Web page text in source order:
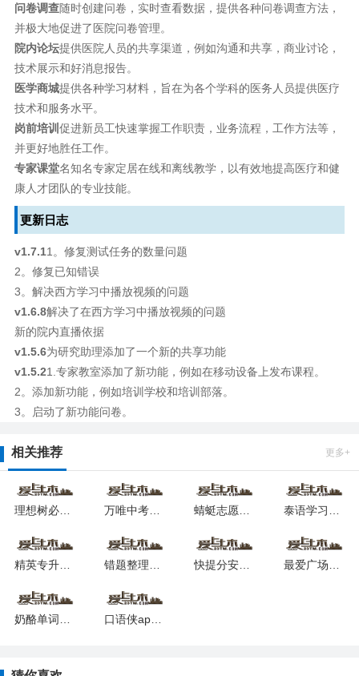
问卷调查随时创建问卷，实时查看数据，提供各种问卷调查方法，
并极大地促进了医院问卷管理。
院内论坛提供医院人员的共享渠道，例如沟通和共享，商业讨论，
技术展示和好消息报告。
医学商城提供各种学习材料，旨在为各个学科的医务人员提供医疗
技术和服务水平。
岗前培训促进新员工快速掌握工作职责，业务流程，工作方法等，
并更好地胜任工作。
专家课堂名知名专家定居在线和离线教学，以有效地提高医疗和健
康人才团队的专业技能。
更新日志
v1.7.11。修复测试任务的数量问题
2。修复已知错误
3。解决西方学习中播放视频的问题
v1.6.8解决了在西方学习中播放视频的问题
新的院内直播依据
v1.5.6为研究助理添加了一个新的共享功能
v1.5.21.专家教室添加了新功能，例如在移动设备上发布课程。
2。添加新功能，例如培训学校和培训部落。
3。启动了新功能问卷。
相关推荐 更多+
理想树必刷题app下载2025版本 万唯中考网课最新版安卓版 蜻蜓志愿2025最新版下载 泰语学习软件安卓版app下载
精英专升本软件2025安卓最新版 快提分安卓版下载2025版
口语侠app最新版